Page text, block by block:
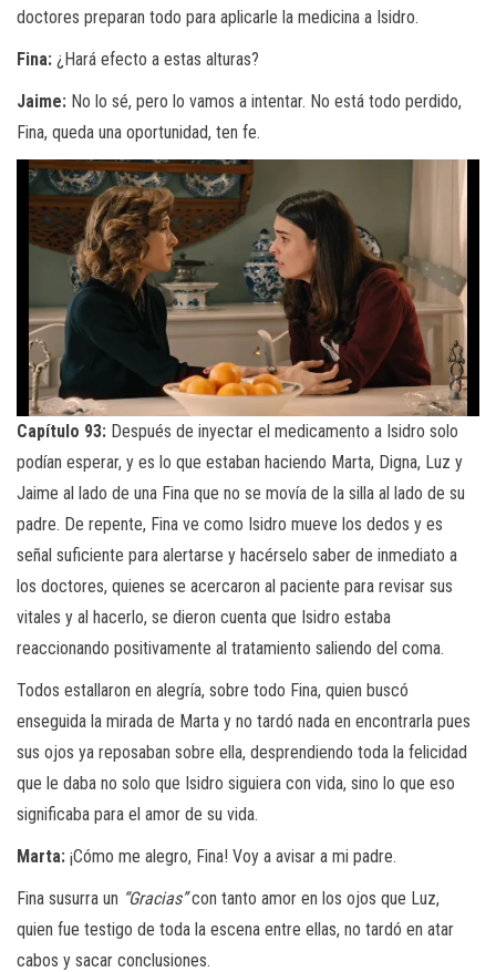
doctores preparan todo para aplicarle la medicina a Isidro.
Fina: ¿Hará efecto a estas alturas?
Jaime: No lo sé, pero lo vamos a intentar. No está todo perdido,
Fina, queda una oportunidad, ten fe.
Capítulo 93: Después de inyectar el medicamento a Isidro solo
podían esperar, y es lo que estaban haciendo Marta, Digna, Luz y
Jaime al lado de una Fina que no se movía de la silla al lado de su
padre. De repente, Fina ve como Isidro mueve los dedos y es
señal suficiente para alertarse y hacérselo saber de inmediato a
los doctores, quienes se acercaron al paciente para revisar sus
vitales y al hacerlo, se dieron cuenta que Isidro estaba
reaccionando positivamente al tratamiento saliendo del coma.
Todos estallaron en alegría, sobre todo Fina, quien buscó
enseguida la mirada de Marta y no tardó nada en encontrarla pues
sus ojos ya reposaban sobre ella, desprendiendo toda la felicidad
que le daba no solo que Isidro siguiera con vida, sino lo que eso
significaba para el amor de su vida.
Marta: ¡Cómo me alegro, Fina! Voy a avisar a mi padre.
Fina susurra un “Gracias”con tanto amor en los ojos que Luz,
quien fue testigo de toda la escena entre ellas, no tardó en atar
cabos y sacar conclusiones.